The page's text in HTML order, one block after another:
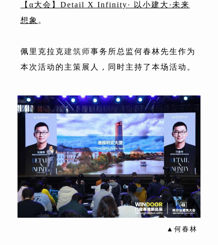
【α大会】Detail X Infinity· 以小建大·未来
想象 。
佩里克拉克建筑师事务所总监何春林先生作为
本次活动的主策展人，同时主持了本场活动。
▲何春林